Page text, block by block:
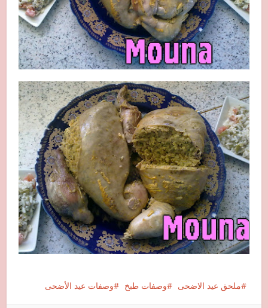
ملحق عيد الاضحى وصفات طبخ وصفات عيد الأضحى